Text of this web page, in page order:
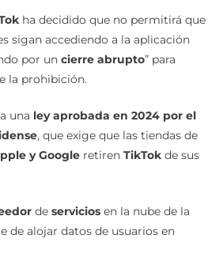
ha decidido que no permitirá que
sigan accediendo a la aplicación
por un cierre abrupto” para
la prohibición.
una ley aprobada en 2024 por el
, que exige que las tiendas de
y Google retiren TikTok de sus
de servicios en la nube de la
de alojar datos de usuarios en